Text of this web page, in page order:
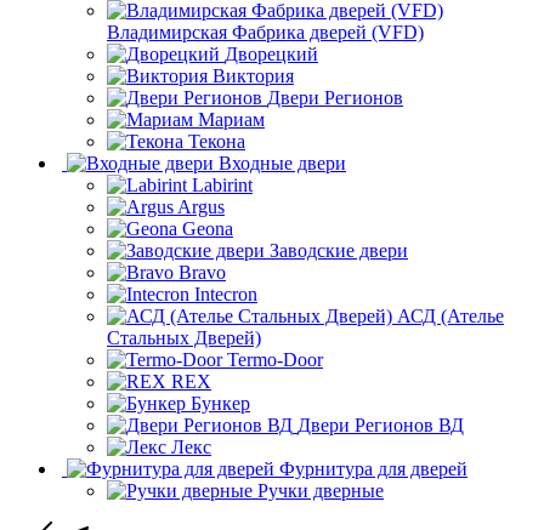
Владимирская Фабрика дверей (VFD)
Дворецкий
Виктория
Двери Регионов
Мариам
Текона
Входные двери
Labirint
Argus
Geona
Заводские двери
Bravo
Intecron
АСД (Ателье
Стальных Дверей)
Termo-Door
REX
Бункер
Двери Регионов ВД
Лекс
Фурнитура для дверей
Ручки дверные